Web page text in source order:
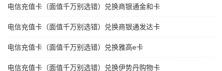
电信充值卡（面值千万别选错）兑换商银通金和卡
电信充值卡（面值千万别选错）兑换商银通发达卡
电信充值卡（面值千万别选错）兑换雅高e卡
电信充值卡（面值千万别选错）兑换伊势丹购物卡